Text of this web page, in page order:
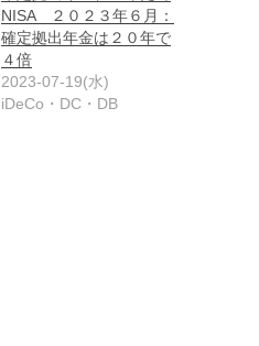
NISA ２０２３年６月：
確定拠出年金は２０年で
４倍
2023-07-19(水)
iDeCo・DC・DB